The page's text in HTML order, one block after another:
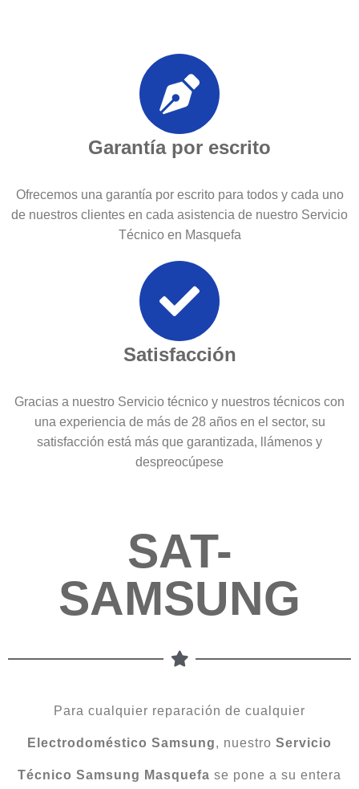
Garantía por escrito
Ofrecemos una garantía por escrito para todos y cada uno
de nuestros clientes en cada asistencia de nuestro Servicio
Técnico en Masquefa
Satisfacción
Gracias a nuestro Servicio técnico y nuestros técnicos con
una experiencia de más de 28 años en el sector, su
satisfacción está más que garantizada, llámenos y
despreocúpese
SAT-
SAMSUNG
Para cualquier reparación de cualquier
Electrodoméstico Samsung, nuestro Servicio
Técnico Samsung Masquefa se pone a su entera